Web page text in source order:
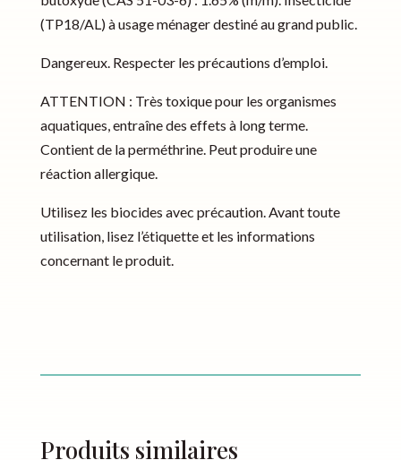
(TP18/AL) à usage ménager destiné au grand public.
Dangereux. Respecter les précautions d’emploi.
ATTENTION : Très toxique pour les organismes
aquatiques, entraîne des effets à long terme.
Contient de la perméthrine. Peut produire une
réaction allergique.
Utilisez les biocides avec précaution. Avant toute
utilisation, lisez l’étiquette et les informations
concernant le produit.
Produits similaires